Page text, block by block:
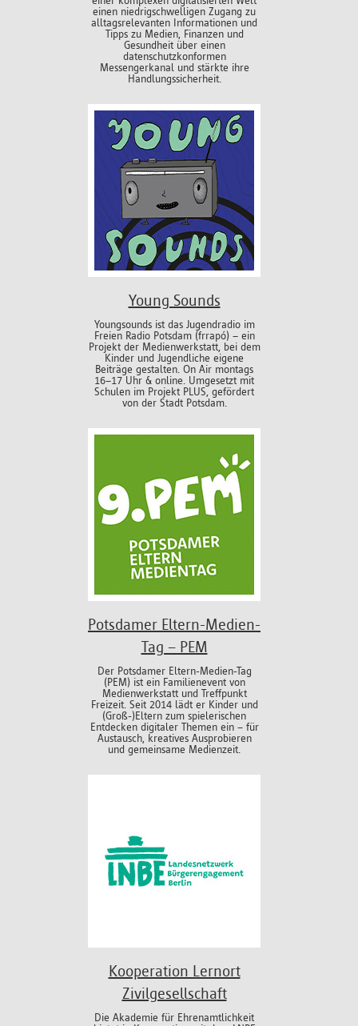
einen niedrigschwelligen Zugang zu
alltagsrelevanten Informationen und
Tipps zu Medien, Finanzen und
Gesundheit über einen
datenschutzkonformen
Messengerkanal und stärkte ihre
Handlungssicherheit.
Young Sounds
Youngsounds ist das Jugendradio im
Freien Radio Potsdam (frrapó) – ein
Projekt der Medienwerkstatt, bei dem
Kinder und Jugendliche eigene
Beiträge gestalten. On Air montags
16–17 Uhr & online. Umgesetzt mit
Schulen im Projekt PLUS, gefördert
von der Stadt Potsdam.
Potsdamer Eltern-Medien-
Tag – PEM
Der Potsdamer Eltern-Medien-Tag
(PEM) ist ein Familienevent von
Medienwerkstatt und Treffpunkt
Freizeit. Seit 2014 lädt er Kinder und
(Groß-)Eltern zum spielerischen
Entdecken digitaler Themen ein – für
Austausch, kreatives Ausprobieren
und gemeinsame Medienzeit.
Kooperation Lernort
Zivilgesellschaft
Die Akademie für Ehrenamtlichkeit